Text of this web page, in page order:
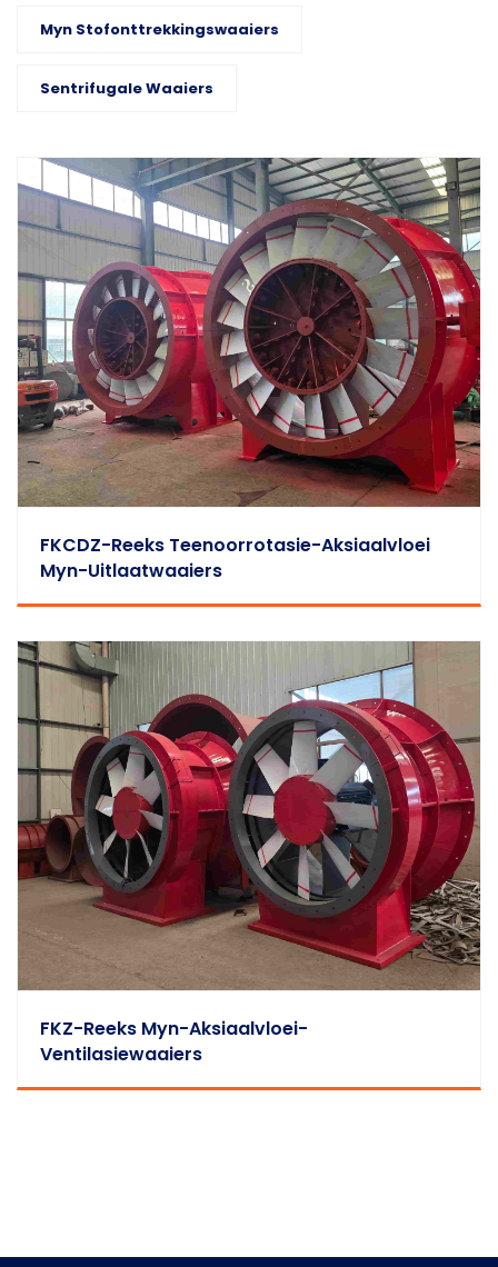
Myn Stofonttrekkingswaaiers
Sentrifugale Waaiers
FKCDZ-Reeks Teenoorrotasie-Aksiaalvloei
Myn-Uitlaatwaaiers
FKZ-Reeks Myn-Aksiaalvloei-
Ventilasiewaaiers